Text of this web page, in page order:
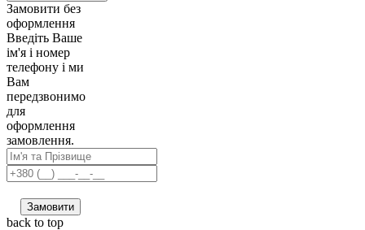
Замовити без
оформлення
Введіть Ваше
ім'я і номер
телефону і ми
Вам
передзвонимо
для
оформлення
замовлення.
Замовити
back to top